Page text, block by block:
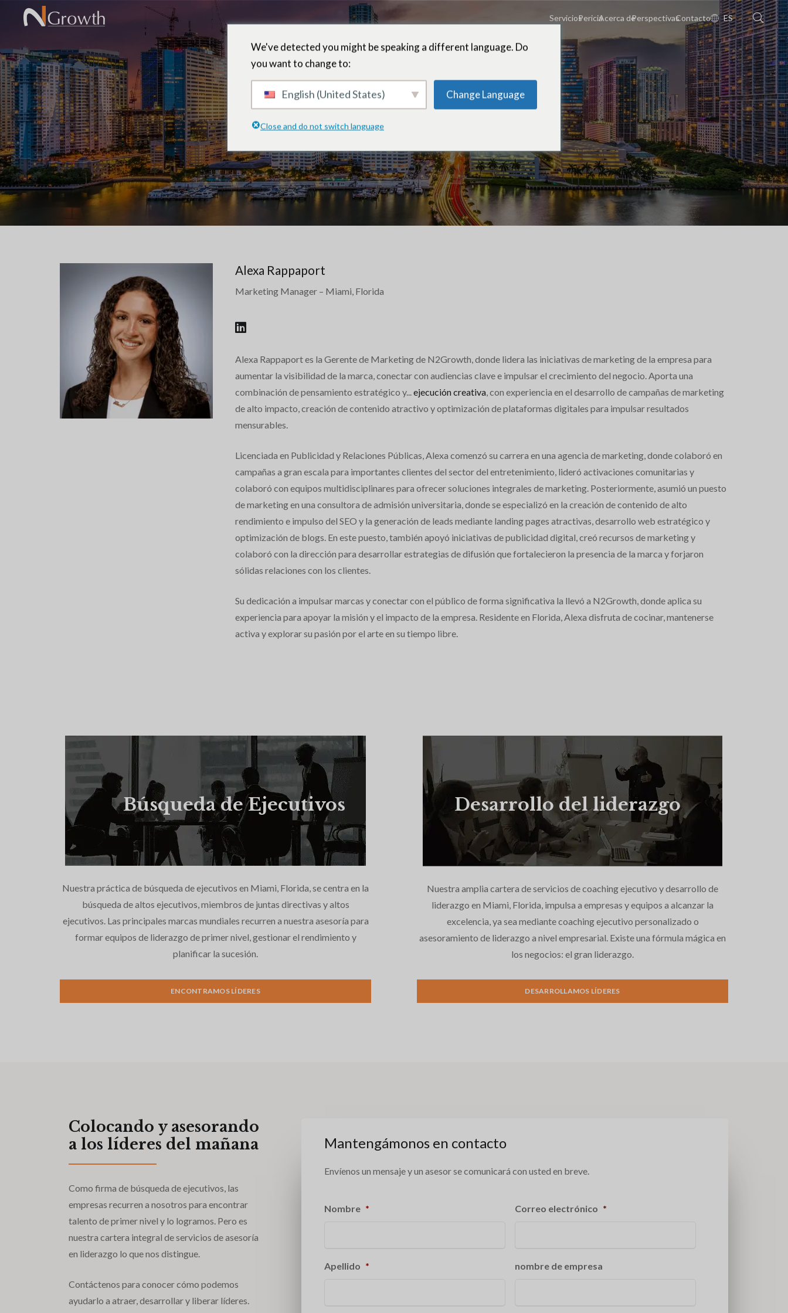
ServiciosPericiaAcerca dePerspectivasContacto ES
Alexa Rappaport
Alexa Rappaport
Marketing Manager– Miami, Florida
Alexa Rappaport es la Gerente de Marketing de N2Growth, donde lidera las iniciativas de marketing de la empresa para
aumentar la visibilidad de la marca, conectar con audiencias clave e impulsar el crecimiento del negocio. Aporta una
combinación de pensamiento estratégico y...ejecución creativa, con experiencia en el desarrollo de campañas de marketing
de alto impacto, creación de contenido atractivo y optimización de plataformas digitales para impulsar resultados
mensurables.
Licenciada en Publicidad y Relaciones Públicas, Alexa comenzó su carrera en una agencia de marketing, donde colaboró en
campañas a gran escala para importantes clientes del sector del entretenimiento, lideró activaciones comunitarias y
colaboró con equipos multidisciplinares para ofrecer soluciones integrales de marketing. Posteriormente, asumió un puesto
de marketing en una consultora de admisión universitaria, donde se especializó en la creación de contenido de alto
rendimiento e impulso del SEO y la generación de leads mediante landing pages atractivas, desarrollo web estratégico y
optimización de blogs. En este puesto, también apoyó iniciativas de publicidad digital, creó recursos de marketing y
colaboró con la dirección para desarrollar estrategias de difusión que fortalecieron la presencia de la marca y forjaron
sólidas relaciones con los clientes.
Su dedicación a impulsar marcas y conectar con el público de forma significativa la llevó a N2Growth, donde aplica su
experiencia para apoyar la misión y el impacto de la empresa. Residente en Florida, Alexa disfruta de cocinar, mantenerse
activa y explorar su pasión por el arte en su tiempo libre.
Búsqueda de Ejecutivos
Nuestra práctica de búsqueda de ejecutivos en Miami, Florida, se centra en la
búsqueda de altos ejecutivos, miembros de juntas directivas y altos
ejecutivos. Las principales marcas mundiales recurren a nuestra asesoría para
formar equipos de liderazgo de primer nivel, gestionar el rendimiento y
planificar la sucesión.
ENCONTRAMOS LÍDERES
Desarrollo del liderazgo
Nuestra amplia cartera de servicios de coaching ejecutivo y desarrollo de
liderazgo en Miami, Florida, impulsa a empresas y equipos a alcanzar la
excelencia, ya sea mediante coaching ejecutivo personalizado o
asesoramiento de liderazgo a nivel empresarial. Existe una fórmula mágica en
los negocios: el gran liderazgo.
DESARROLLAMOS LÍDERES
Colocando y asesorando
a los líderes del mañana
Como firma de búsqueda de ejecutivos, las
empresas recurren a nosotros para encontrar
talento de primer nivel y lo logramos. Pero es
nuestra cartera integral de servicios de asesoría
en liderazgo lo que nos distingue.
Contáctenos para conocer cómo podemos
ayudarlo a atraer, desarrollar y liberar líderes.
Mantengámonos en contacto
Envíenos un mensaje y un asesor se comunicará con usted en breve.
Nombre *
Apellido *
Correo electrónico *
nombre de empresa
We've detected you might be speaking a different language. Do
you want to change to:
English (United States) Change Language
Close and do not switch language